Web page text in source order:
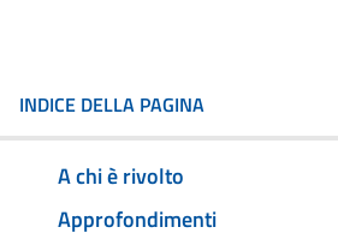
INDICE DELLA PAGINA
A chi è rivolto
Approfondimenti